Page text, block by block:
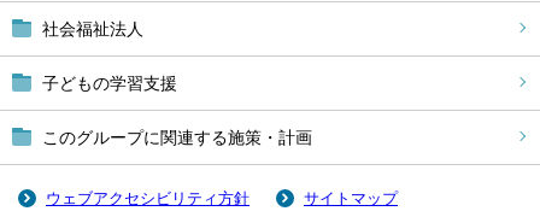
社会福祉法人
子どもの学習支援
このグループに関連する施策・計画
ウェブアクセシビリティ方針 サイトマップ